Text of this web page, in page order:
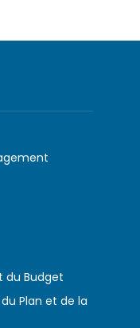
du Budget
Plan et de la